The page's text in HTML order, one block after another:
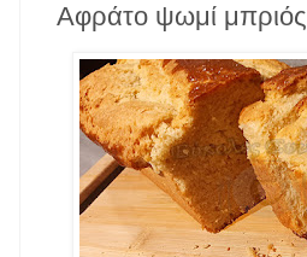
Αφράτο ψωμί μπριός